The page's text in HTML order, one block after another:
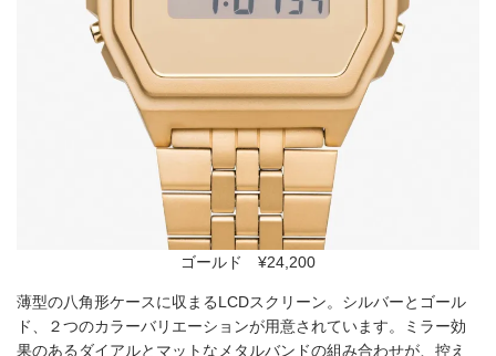
ゴールド ¥24,200
薄型の八角形ケースに収まるLCDスクリーン。シルバーとゴール
ド、２つのカラーバリエーションが用意されています。ミラー効
果のあるダイアルとマットなメタルバンドの組み合わせが、控え